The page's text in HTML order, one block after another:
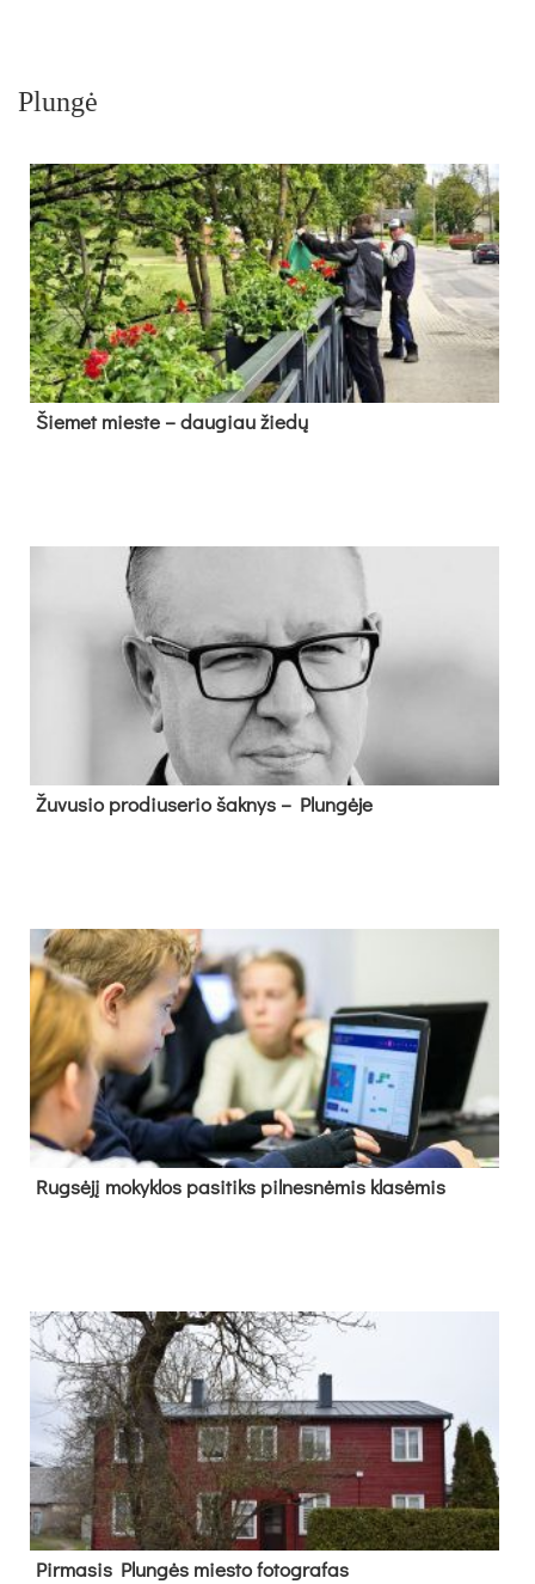
Plungė
Šie­met mies­te – dau­giau žie­dų
Žu­vu­sio pro­diu­se­rio šak­nys – Plun­gė­je
Rug­sė­jį mo­kyk­los pa­si­tiks pil­nes­nė­mis kla­sė­mis
Pir­ma­sis Plun­gės mies­to fo­tog­ra­fas